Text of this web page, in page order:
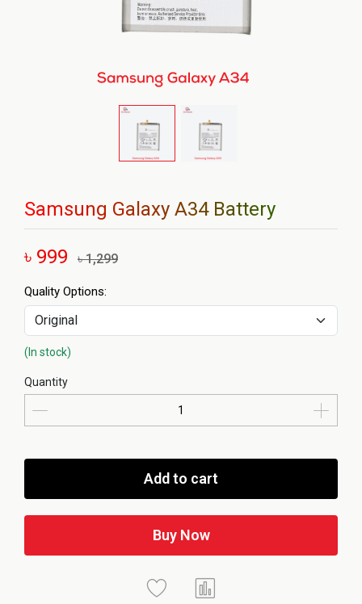
Samsung Galaxy A34 Battery
৳ 999 ৳ 1,299
Quality Options:
(In stock)
Quantity
Add to cart
Buy Now